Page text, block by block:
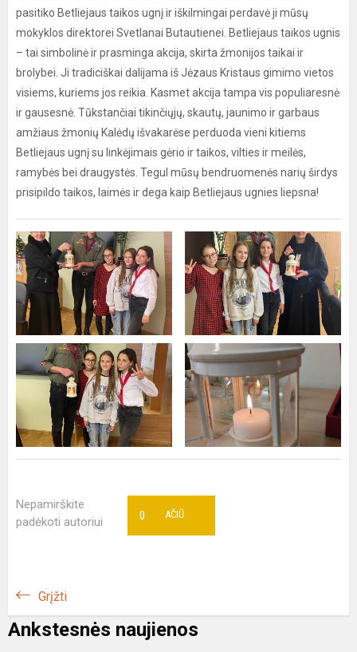
pasitiko Betliejaus taikos ugnį ir iškilmingai perdavė ji mūsų
mokyklos direktorei Svetlanai Butautienei. Betliejaus taikos ugnis
– tai simbolinė ir prasminga akcija, skirta žmonijos taikai ir
brolybei. Ji tradiciškai dalijama iš Jėzaus Kristaus gimimo vietos
visiems, kuriems jos reikia. Kasmet akcija tampa vis populiaresnė
ir gausesnė. Tūkstančiai tikinčiųjų, skautų, jaunimo ir garbaus
amžiaus žmonių Kalėdų išvakarėse perduoda vieni kitiems
Betliejaus ugnį su linkėjimais gėrio ir taikos, vilties ir meilės,
ramybės bei draugystės. Tegul mūsų bendruomenės narių širdys
prisipildo taikos, laimės ir dega kaip Betliejaus ugnies liepsna!
Nepamirškite
padėkoti autoriui
AČIŪ
0
Grįžti
Ankstesnės naujienos